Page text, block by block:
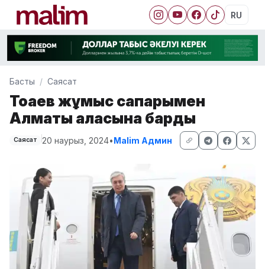
RU
Басты Саясат
Тоқаев жұмыс сапарымен
Алматы қаласына барды
Саясат 20 наурыз, 2024•Malim Админ